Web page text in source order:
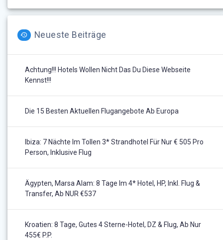
Neueste Beiträge
Achtung!!! Hotels Wollen Nicht Das Du Diese Webseite
Kennst!!!
Die 15 Besten Aktuellen Flugangebote Ab Europa
Ibiza: 7 Nächte Im Tollen 3* Strandhotel Für Nur € 505 Pro
Person, Inklusive Flug
Ägypten, Marsa Alam: 8 Tage Im 4* Hotel, HP, Inkl. Flug &
Transfer, Ab NUR €537
Kroatien: 8 Tage, Gutes 4 Sterne-Hotel, DZ & Flug, Ab Nur
455€ P.P.